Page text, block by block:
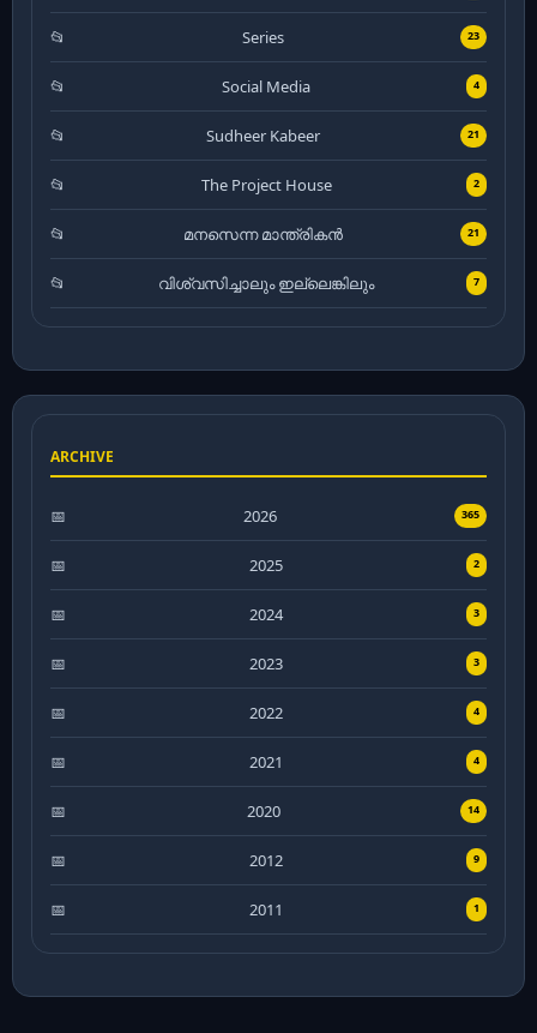
Series 23
Social Media 4
Sudheer Kabeer 21
The Project House 2
മനസെന്ന മാന്ത്രികൻ 21
വിശ്വസിച്ചാലും ഇല്ലെങ്കിലും 7
ARCHIVE
2026 365
2025 2
2024 3
2023 3
2022 4
2021 4
2020 14
2012 9
2011 1